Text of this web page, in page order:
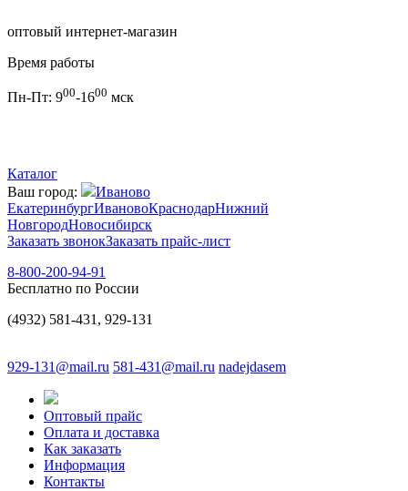
оптовый интернет-магазин
Время работы
Пн-Пт: 900-1600 мск
Каталог
Ваш город:
Иваново
ЕкатеринбургИвановоКраснодарНижний
НовгородНовосибирск
Заказать звонокЗаказать прайс-лист
8-800-200-94-91
Бесплатно по России
(4932) 581-431, 929-131
929-131@mail.ru 581-431@mail.ru nadejdasem
Оптовый прайс
Оплата и доставка
Как заказать
Информация
Контакты